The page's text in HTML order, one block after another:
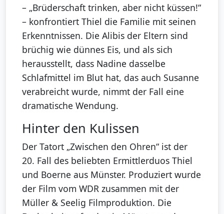
– „Brüderschaft trinken, aber nicht küssen!“
– konfrontiert Thiel die Familie mit seinen
Erkenntnissen. Die Alibis der Eltern sind
brüchig wie dünnes Eis, und als sich
herausstellt, dass Nadine dasselbe
Schlafmittel im Blut hat, das auch Susanne
verabreicht wurde, nimmt der Fall eine
dramatische Wendung.
Hinter den Kulissen
Der Tatort „Zwischen den Ohren“ ist der
20. Fall des beliebten Ermittlerduos Thiel
und Boerne aus Münster. Produziert wurde
der Film vom WDR zusammen mit der
Müller & Seelig Filmproduktion. Die